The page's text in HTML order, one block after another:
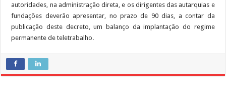
autoridades, na administração direta, e os dirigentes das autarquias e
fundações deverão apresentar, no prazo de 90 dias, a contar da
publicação deste decreto, um balanço da implantação do regime
permanente de teletrabalho.